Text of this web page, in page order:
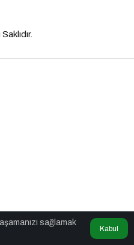
sağlamak
Kabul